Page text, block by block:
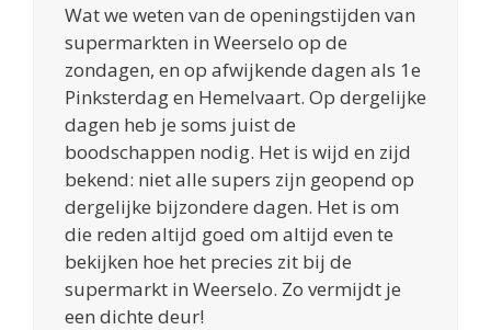
Wat we weten van de openingstijden van
supermarkten in Weerselo op de
zondagen, en op afwijkende dagen als 1e
Pinksterdag en Hemelvaart. Op dergelijke
dagen heb je soms juist de
boodschappen nodig. Het is wijd en zijd
bekend: niet alle supers zijn geopend op
dergelijke bijzondere dagen. Het is om
die reden altijd goed om altijd even te
bekijken hoe het precies zit bij de
supermarkt in Weerselo. Zo vermijdt je
een dichte deur!